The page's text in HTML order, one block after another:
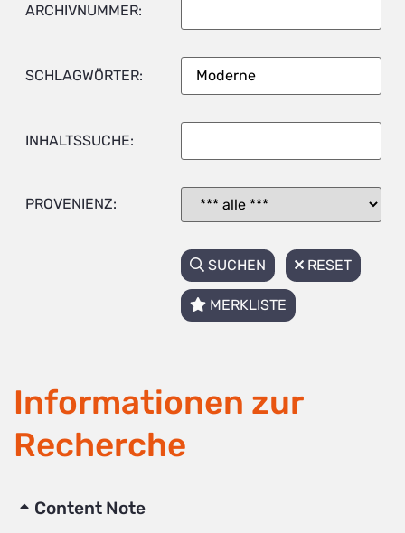
ARCHIVNUMMER:
SCHLAGWÖRTER:
INHALTSSUCHE:
PROVENIENZ:
SUCHEN RESET
MERKLISTE
Informationen zur
Recherche
Content Note